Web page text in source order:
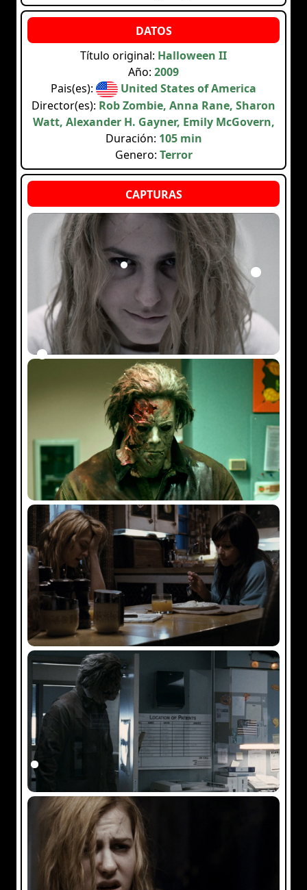
Título original: Halloween II
Año: 2009
Pais(es):
United States of America
Director(es): Rob Zombie, Anna Rane, Sharon
Watt, Alexander H. Gayner, Emily McGovern,
Duración: 105 min
Genero: Terror